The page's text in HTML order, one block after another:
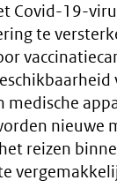
Covid-19-
te
medische
nieuwe
reizen